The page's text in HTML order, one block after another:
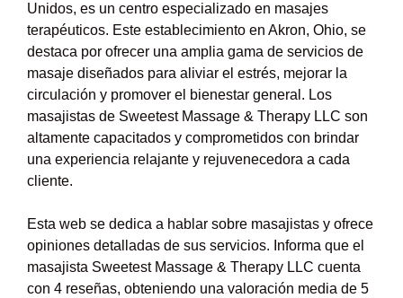
Unidos, es un centro especializado en masajes
terapéuticos. Este establecimiento en Akron, Ohio, se
destaca por ofrecer una amplia gama de servicios de
masaje diseñados para aliviar el estrés, mejorar la
circulación y promover el bienestar general. Los
masajistas de Sweetest Massage & Therapy LLC son
altamente capacitados y comprometidos con brindar
una experiencia relajante y rejuvenecedora a cada
cliente.
Esta web se dedica a hablar sobre masajistas y ofrece
opiniones detalladas de sus servicios. Informa que el
masajista Sweetest Massage & Therapy LLC cuenta
con 4 reseñas, obteniendo una valoración media de 5